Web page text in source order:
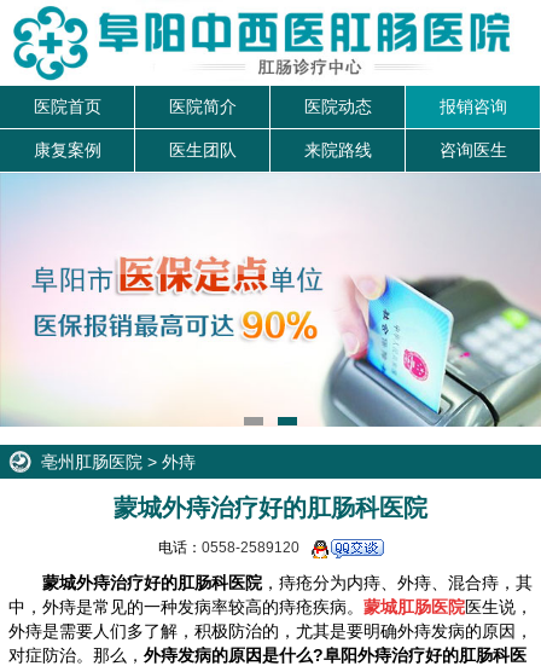
医院首页 医院简介 医院动态 报销咨询
康复案例 医生团队 来院路线 咨询医生
亳州肛肠医院 > 外痔
蒙城外痔治疗好的肛肠科医院
电话： 0558-2589120
蒙城外痔治疗好的肛肠科医院，痔疮分为内痔、外痔、混合痔，其
中，外痔是常见的一种发病率较高的痔疮疾病。 蒙城肛肠医院医生说，
外痔是需要人们多了解，积极防治的，尤其是要明确外痔发病的原因，
对症防治。那么， 外痔发病的原因是什么?阜阳外痔治疗好的肛肠科医